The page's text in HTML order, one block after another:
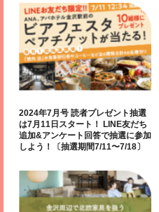
2024年7月号 読者プレゼント抽選
は7月11日スタート！ LINE友だち
追加&アンケート回答で抽選に参加
しよう！〔抽選期間7/11〜7/18〕